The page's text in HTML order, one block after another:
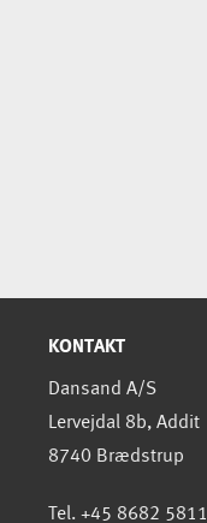
KONTAKT
Dansand A/S
Lervejdal 8b, Addit
8740 Brædstrup
Tel. +45 8682 5811